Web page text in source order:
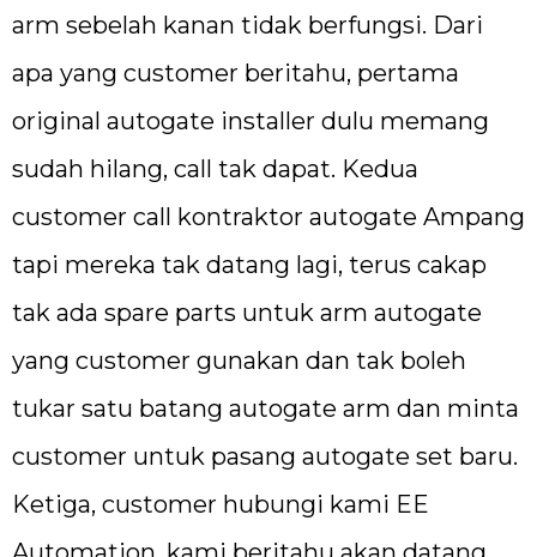
arm sebelah kanan tidak berfungsi. Dari
apa yang customer beritahu, pertama
original autogate installer dulu memang
sudah hilang, call tak dapat. Kedua
customer call kontraktor autogate Ampang
tapi mereka tak datang lagi, terus cakap
tak ada spare parts untuk arm autogate
yang customer gunakan dan tak boleh
tukar satu batang autogate arm dan minta
customer untuk pasang autogate set baru.
Ketiga, customer hubungi kami EE